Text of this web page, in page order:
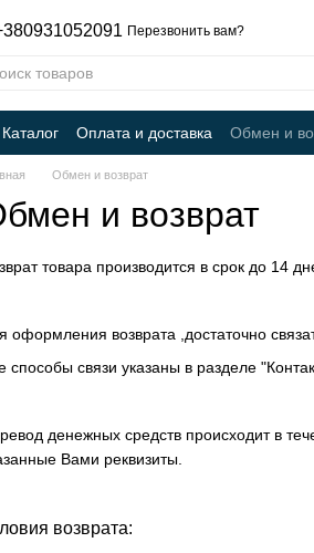
Перезвонить вам?
Каталог Оплата и доставка Обмен и
Обмен и возврат
и возврат
товара производится в срок до 14
оформления возврата ,достаточно
способы связи указаны в разделе
денежных средств происходит в
Вами реквизиты.
возврата: